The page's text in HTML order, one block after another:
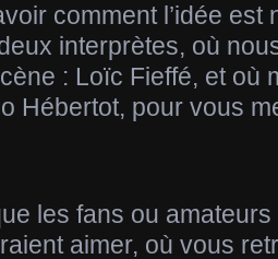
comment l’idée est
interprètes, où
: Loïc Fieffé, et où
Hébertot, pour vous
les fans ou
aimer, où vous